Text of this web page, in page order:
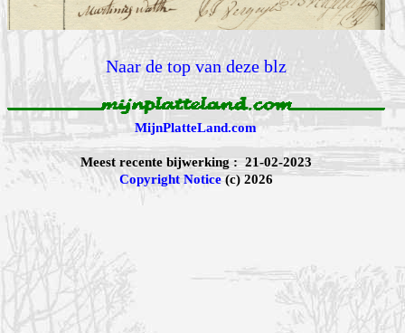
Naar de top van deze blz
MijnPlatteLand.com
Meest recente bijwerking : 21-02-2023
Copyright Notice(c) 2026